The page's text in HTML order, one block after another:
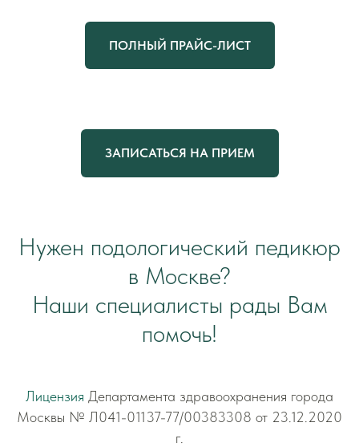
ПОЛНЫЙ ПРАЙС-ЛИСТ
ЗАПИСАТЬСЯ НА ПРИЕМ
Нужен подологический педикюр
в Москве?
Наши специалисты рады Вам
помочь!
Лицензия Департамента здравоохранения города
Москвы № Л041-01137-77/00383308 от 23.12.2020
г.